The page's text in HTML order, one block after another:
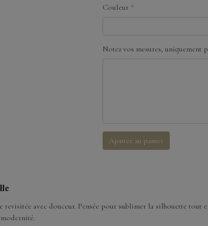
Couleur
Notez vos mesures, uniquement
Ajouter au panier
revisitée avec douceur. Pensée pour sublimer la silhouette tout